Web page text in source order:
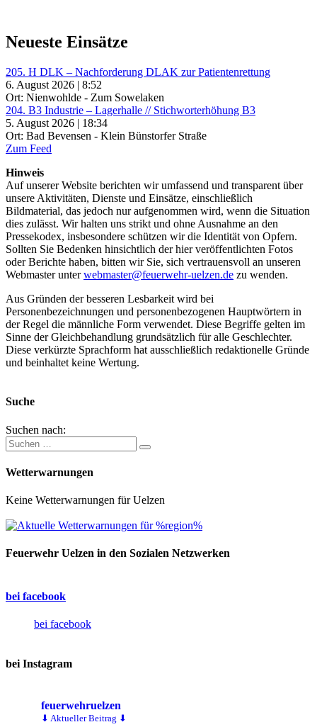
Neueste Einsätze
205. H DLK – Nachforderung DLAK zur Patientenrettung
6. August 2026 | 8:52
Ort: Nienwohlde - Zum Sowelaken
204. B3 Industrie – Lagerhalle // Stichworterhöhung B3
5. August 2026 | 18:34
Ort: Bad Bevensen - Klein Bünstorfer Straße
Zum Feed
Hinweis
Auf unserer Website berichten wir umfassend und transparent über
unsere Aktivitäten, Dienste und Einsätze, einschließlich
Bildmaterial, das jedoch nur aufgenommen wird, wenn die Situation
dies zulässt. Wir halten uns strikt und ohne Ausnahme an den
Pressekodex, insbesondere schützen wir die Identität von Opfern.
Sollten Sie Bedenken hinsichtlich der hier veröffentlichten Fotos
oder Berichte haben, bitten wir Sie, sich vertrauensvoll an unseren
Webmaster unterwebmaster@feuerwehr-uelzen.de zu wenden.
Aus Gründen der besseren Lesbarkeit wird bei
Personenbezeichnungen und personenbezogenen Hauptwörtern in
der Regel die männliche Form verwendet. Diese Begriffe gelten im
Sinne der Gleichbehandlung grundsätzlich für alle Geschlechter.
Diese verkürzte Sprachform hat ausschließlich redaktionelle Gründe
und beinhaltet keine Wertung.
Suche
Suchen nach:
Wetterwarnungen
Keine Wetterwarnungen für Uelzen
Feuerwehr Uelzen in den Sozialen Netzwerken
bei facebook
bei facebook
bei Instagram
feuerwehruelzen
⬇ Aktueller Beitrag ⬇